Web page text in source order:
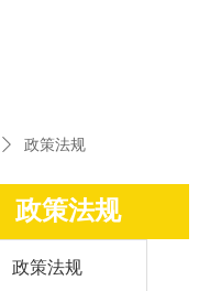
政策法规
政策法规
ꄲ 政策法规